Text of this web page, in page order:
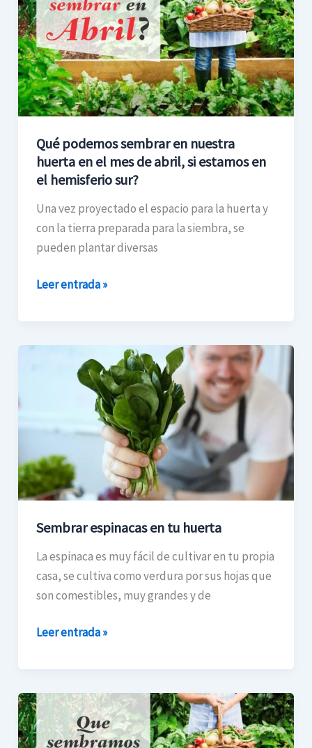
Qué podemos sembrar en nuestra
huerta en el mes de abril, si estamos en
el hemisferio sur?
Una vez proyectado el espacio para la huerta y
con la tierra preparada para la siembra, se
pueden plantar diversas
sembrar
en
nuestra
huerta
en
el
de
abril,
si
estamos
en
el
sur?
Leer entrada »
Sembrar espinacas en tu huerta
La espinaca es muy fácil de cultivar en tu propia
casa, se cultiva como verdura por sus hojas que
son comestibles, muy grandes y de
espinacas
huerta
Leer entrada »
Qué
conviene
sembrar